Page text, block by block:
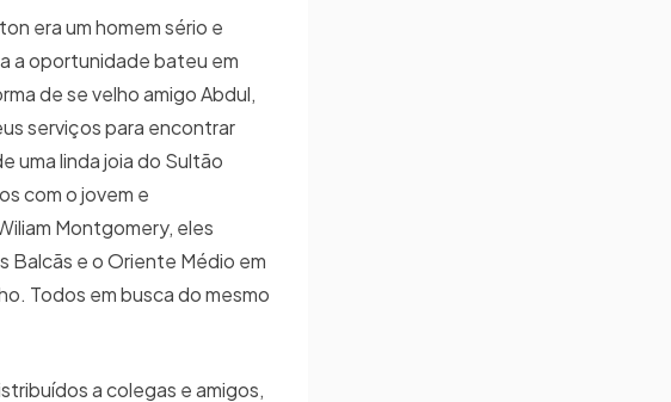
era um homem sério e
a oportunidade bateu em
de se velho amigo Abdul,
serviços para encontrar
uma linda joia do Sultão
com o jovem e
Montgomery, eles
Balcãs e o Oriente Médio em
Todos em busca do mesmo
a colegas e amigos,